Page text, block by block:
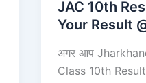
JAC 10th
Your Result
अगर आप
Class 10th